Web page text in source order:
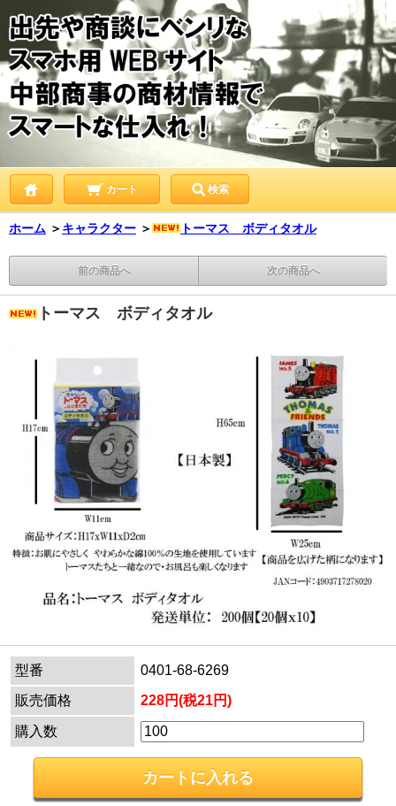
カート 検索
ホーム ＞ キャラクター ＞ トーマス ボディタオル
前の商品へ 次の商品へ
トーマス ボディタオル
型番
0401-68-6269
販売価格
228円(税21円)
購入数